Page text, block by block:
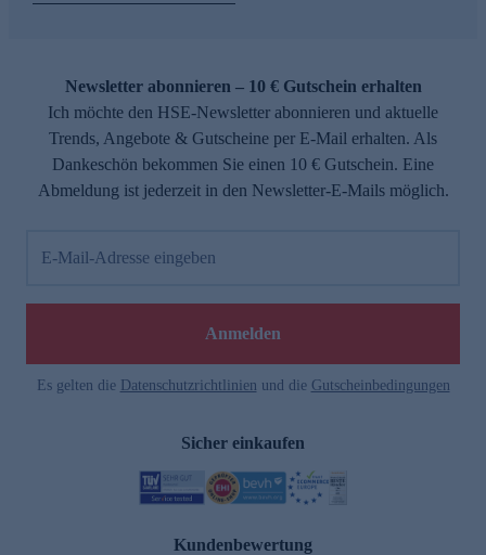
Newsletter abonnieren – 10 € Gutschein erhalten
Ich möchte den HSE-Newsletter abonnieren und aktuelle
Trends, Angebote & Gutscheine per E-Mail erhalten. Als
Dankeschön bekommen Sie einen 10 € Gutschein. Eine
Abmeldung ist jederzeit in den Newsletter-E-Mails möglich.
E-Mail-Adresse eingeben
Anmelden
Es gelten die Datenschutzrichtlinien und die Gutscheinbedingungen
Sicher einkaufen
Kundenbewertung